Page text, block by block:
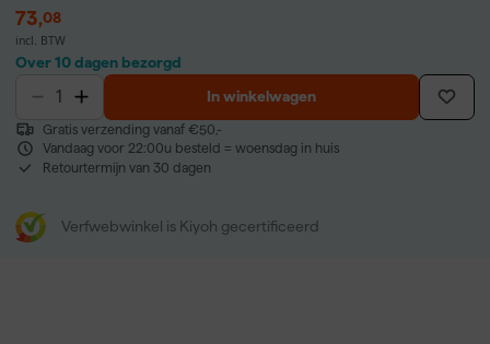
73,08
incl. BTW
Over 10 dagen bezorgd
In winkelwagen
Gratis verzending vanaf €50,-
Vandaag voor 22:00u besteld = woensdag in huis
Retourtermijn van 30 dagen
Verfwebwinkel is Kiyoh gecertificeerd